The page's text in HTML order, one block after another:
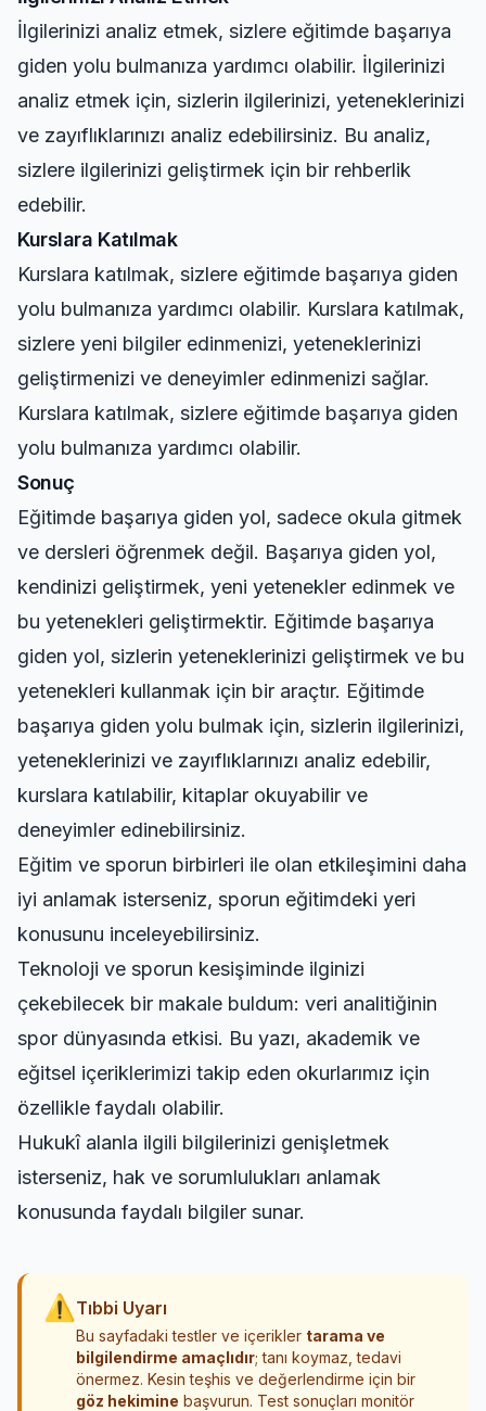
İlgilerinizi analiz etmek, sizlere eğitimde başarıya
giden yolu bulmanıza yardımcı olabilir. İlgilerinizi
analiz etmek için, sizlerin ilgilerinizi, yeteneklerinizi
ve zayıflıklarınızı analiz edebilirsiniz. Bu analiz,
sizlere ilgilerinizi geliştirmek için bir rehberlik
edebilir.
Kurslara Katılmak
Kurslara katılmak, sizlere eğitimde başarıya giden
yolu bulmanıza yardımcı olabilir. Kurslara katılmak,
sizlere yeni bilgiler edinmenizi, yeteneklerinizi
geliştirmenizi ve deneyimler edinmenizi sağlar.
Kurslara katılmak, sizlere eğitimde başarıya giden
yolu bulmanıza yardımcı olabilir.
Sonuç
Eğitimde başarıya giden yol, sadece okula gitmek
ve dersleri öğrenmek değil. Başarıya giden yol,
kendinizi geliştirmek, yeni yetenekler edinmek ve
bu yetenekleri geliştirmektir. Eğitimde başarıya
giden yol, sizlerin yeteneklerinizi geliştirmek ve bu
yetenekleri kullanmak için bir araçtır. Eğitimde
başarıya giden yolu bulmak için, sizlerin ilgilerinizi,
yeteneklerinizi ve zayıflıklarınızı analiz edebilir,
kurslara katılabilir, kitaplar okuyabilir ve
deneyimler edinebilirsiniz.
Eğitim ve sporun birbirleri ile olan etkileşimini daha
iyi anlamak isterseniz, sporun eğitimdeki yeri
konusunu inceleyebilirsiniz.
Teknoloji ve sporun kesişiminde ilginizi
çekebilecek bir makale buldum: veri analitiğinin
spor dünyasında etkisi. Bu yazı, akademik ve
eğitsel içeriklerimizi takip eden okurlarımız için
özellikle faydalı olabilir.
Hukukî alanla ilgili bilgilerinizi genişletmek
isterseniz, hak ve sorumlulukları anlamak
konusunda faydalı bilgiler sunar.
⚠ Tıbbi Uyarı
Bu sayfadaki testler ve içerikler tarama ve
bilgilendirme amaçlıdır; tanı koymaz, tedavi
önermez. Kesin teşhis ve değerlendirme için bir
göz hekimine başvurun. Test sonuçları monitör